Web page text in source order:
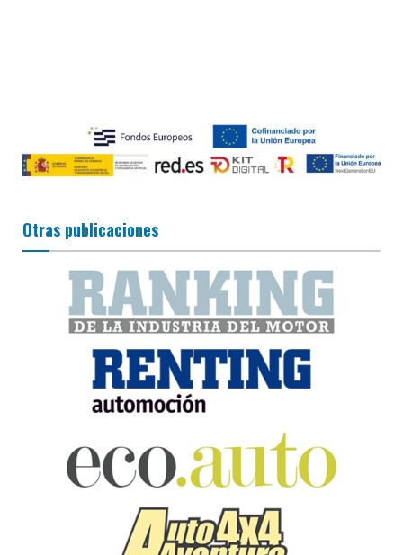
Otras publicaciones